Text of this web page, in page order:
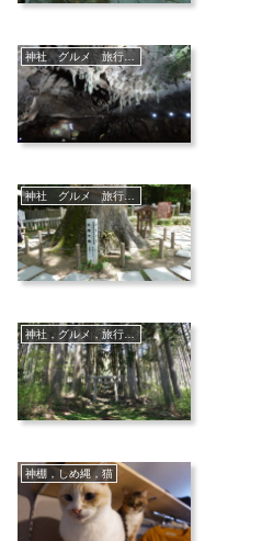
神社 グルメ 旅行 猫
神社 グルメ 旅行 猫
神社，グルメ，旅行，猫，千屋牛，猪
神棚，しめ縄，猫